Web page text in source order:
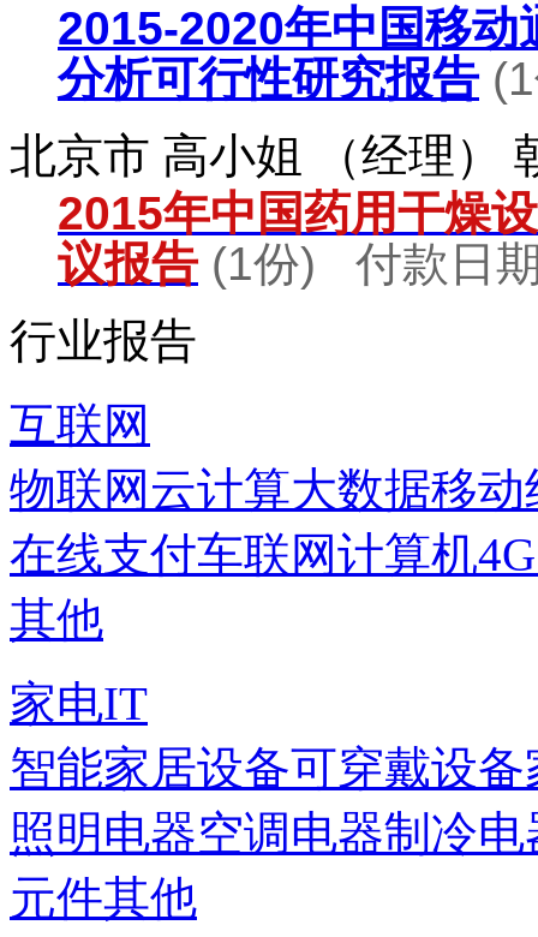
2015-2020年中国移
分析可行性研究报告(1
北京市 高小姐 （经理）
2015年中国药用干燥
议报告 (1份) 付款日
行业报告
互联网
物联网 云计算大数据移动
在线支付车联网计算机
其他
家电IT
智能家居设备可穿戴设备
照明电器空调电器制冷电
元件其他